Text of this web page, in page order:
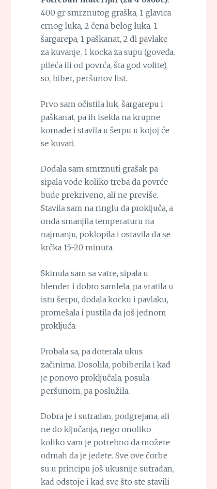
400 gr smrznutog graška, 1 glavica
crnog luka, 2 čena belog luka, 1
šargarepa, 1 paškanat, 2 dl pavlake
za kuvanje, 1 kocka za supu (goveđa,
pileća ili od povrća, šta god volite),
so, biber, peršunov list.
Prvo sam očistila luk, šargarepu i
paškanat, pa ih isekla na krupne
komade i stavila u šerpu u kojoj će
se kuvati.
Dodala sam smrznuti grašak pa
sipala vode koliko treba da povrće
bude prekriveno, ali ne previše.
Stavila sam na ringlu da proključa, a
onda smanjila temperaturu na
najmanju, poklopila i ostavila da se
krčka 15-20 minuta.
Skinula sam sa vatre, sipala u
blender i dobro samlela, pa vratila u
istu šerpu, dodala kocku i pavlaku,
promešala i pustila da još jednom
proključa.
Probala sa, pa doterala ukus
začinima. Dosolila, pobiberila i kad
je ponovo proključala, posula
peršunom, pa poslužila.
Dobra je i sutradan, podgrejana, ali
ne do ključanja, nego onoliko
koliko vam je potrebno da možete
odmah da je jedete. Sve ove čorbe
su u principu još ukusnije sutradan,
kad odstoje i kad sve što ste stavili